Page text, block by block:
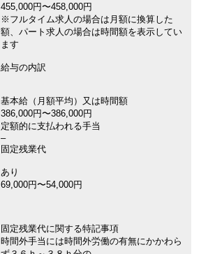
455,000円〜458,000円
※フルタイム求人の場合は月額に換算した
額、パート求人の場合は時間額を表示してい
ます
給与の内訳
基本給（月額平均）又は時間額
386,000円〜386,000円
定額的に支払われる手当
–
固定残業代
あり
69,000円〜54,000円
固定残業代に関する特記事項
時間外手当には時間外労働の有無にかかわら